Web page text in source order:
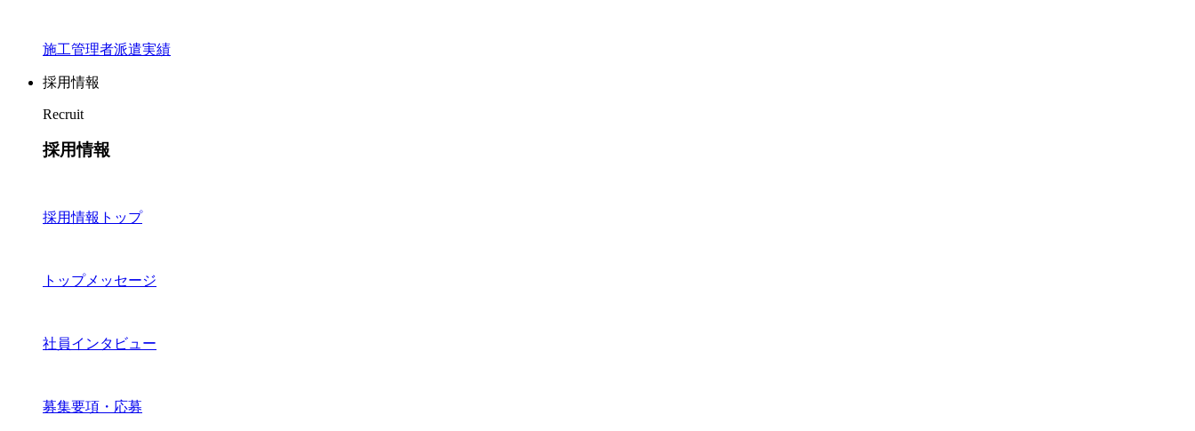
施工管理者派遣実績
採用情報
Recruit
採用情報
採用情報トップ
トップメッセージ
社員インタビュー
募集要項・応募